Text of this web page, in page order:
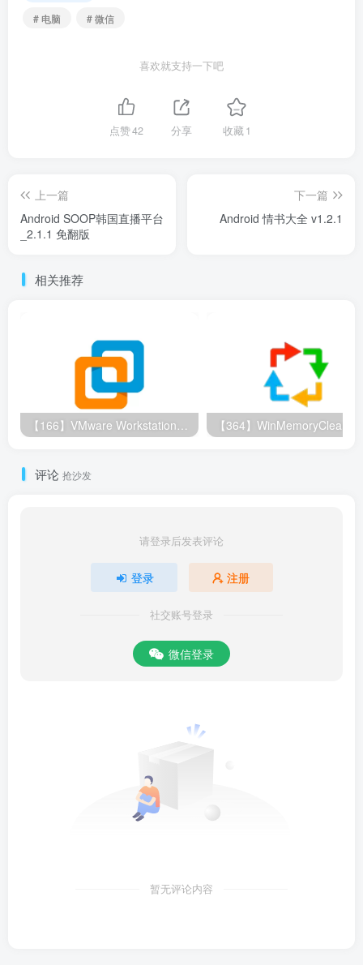
# 电脑
# 微信
喜欢就支持一下吧
点赞42 分享 收藏1
上一篇
Android SOOP韩国直播平台
_2.1.1 免翻版
下一篇
Android 情书大全 v1.2.1
相关推荐
【166】VMware Workstation Pro(VM虚拟机) v17.6.2 官方版+激活密钥
评论 抢沙发
请登录后发表评论
登录 注册
社交账号登录
微信登录
暂无评论内容